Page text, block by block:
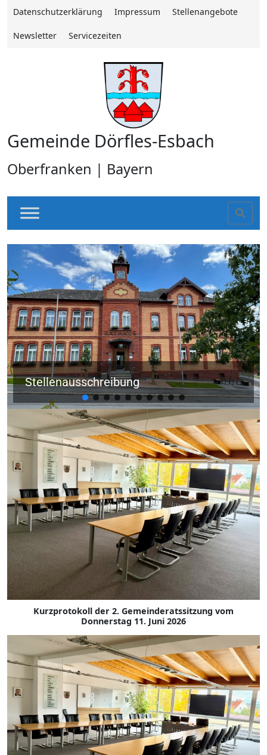
Datenschutzerklärung Impressum Stellenangebote
Newsletter Servicezeiten
Gemeinde Dörfles-Esbach
Oberfranken | Bayern
Stellenausschreibung
Kurzprotokoll der 2. Gemeinderatssitzung vom
Donnerstag 11. Juni 2026